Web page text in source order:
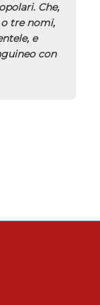
Che,
tre nomi,
e
con